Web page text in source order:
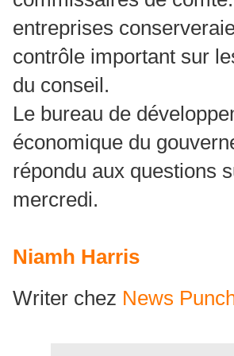
entreprises
contrôle important sur
du conseil.
Le bureau de
économique du
répondu aux questions
mercredi.
Niamh Harris
Writer chez News